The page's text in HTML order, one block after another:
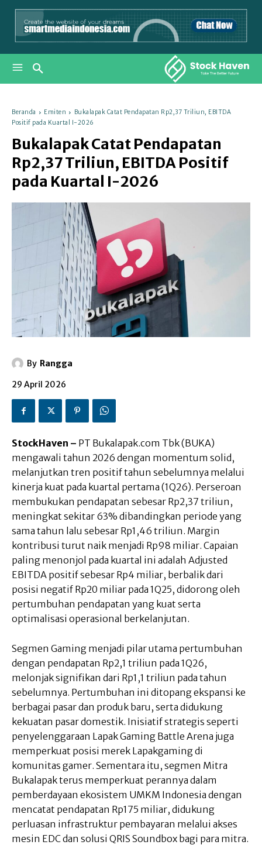
Beranda Emiten
Bukalapak Catat Pendapatan Rp2,37 Triliun, EBITDA
Positif pada Kuartal I-2026
Bukalapak Catat Pendapatan
Rp2,37 Triliun, EBITDA Positif
pada Kuartal I-2026
By Rangga
29 April 2026
StockHaven – PT Bukalapak.com Tbk (BUKA)
mengawali tahun 2026 dengan momentum solid,
melanjutkan tren positif tahun sebelumnya melalui
kinerja kuat pada kuartal pertama (1Q26). Perseroan
membukukan pendapatan sebesar Rp2,37 triliun,
meningkat sekitar 63% dibandingkan periode yang
sama tahun lalu sebesar Rp1,46 triliun. Margin
kontribusi turut naik menjadi Rp98 miliar. Capaian
paling menonjol pada kuartal ini adalah Adjusted
EBITDA positif sebesar Rp4 miliar, berbalik dari
posisi negatif Rp20 miliar pada 1Q25, didorong oleh
pertumbuhan pendapatan yang kuat serta
optimalisasi operasional berkelanjutan.
Segmen Gaming menjadi pilar utama pertumbuhan
dengan pendapatan Rp2,1 triliun pada 1Q26,
melonjak signifikan dari Rp1,1 triliun pada tahun
sebelumnya. Pertumbuhan ini ditopang ekspansi ke
berbagai pasar dan produk baru, serta didukung
kekuatan pasar domestik. Inisiatif strategis seperti
penyelenggaraan Lapak Gaming Battle Arena juga
memperkuat posisi merek Lapakgaming di
komunitas gamer. Sementara itu, segmen Mitra
Bukalapak terus memperkuat perannya dalam
pemberdayaan ekosistem UMKM Indonesia dengan
mencatat pendapatan Rp175 miliar, didukung
perluasan infrastruktur pembayaran melalui akses
mesin EDC dan solusi QRIS Soundbox bagi para mitra.